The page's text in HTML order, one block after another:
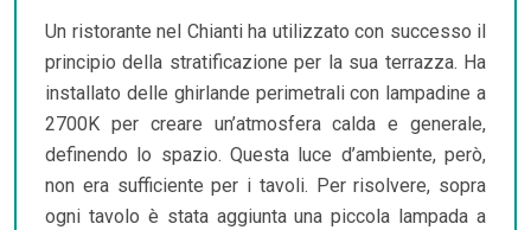
Un ristorante nel Chianti ha utilizzato con successo il
principio della stratificazione per la sua terrazza. Ha
installato delle ghirlande perimetrali con lampadine a
2700K per creare un’atmosfera calda e generale,
definendo lo spazio. Questa luce d’ambiente, però,
non era sufficiente per i tavoli. Per risolvere, sopra
ogni tavolo è stata aggiunta una piccola lampada a